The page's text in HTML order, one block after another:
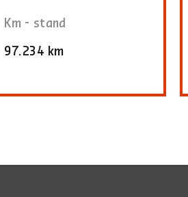
Km - stand
97.234 km